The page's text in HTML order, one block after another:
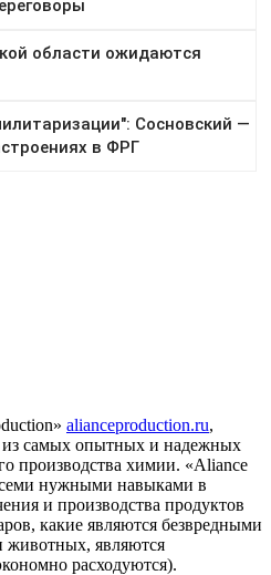
alianceproduction.ru,
из самых опытных и надежных
производства химии. «Aliance
нужными навыками в
и производства продуктов
какие являются безвредными
животных, являются
расходуются).